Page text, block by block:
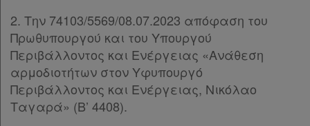
2. Την 74103/5569/08.07.2023 απόφαση του
Πρωθυπουργού και του Υπουργού
Περιβάλλοντος και Ενέργειας «Ανάθεση
αρμοδιοτήτων στον Υφυπουργό
Περιβάλλοντος και Ενέργειας, Νικόλαο
Ταγαρά» (Β’ 4408).